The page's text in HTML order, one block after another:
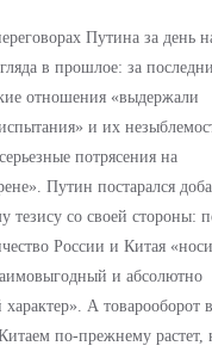
Путина за день
в прошлое: за
отношения «выдержали
и их
потрясения на
Путин постарался
тезису со своей стороны:
России и Китая
и абсолютно
А товарооборот
по-прежнему растет,